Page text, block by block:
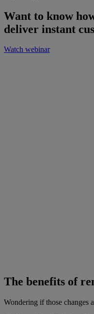
Want to know
deliver instant
Watch webinar
The benefits of
Wondering if those changes